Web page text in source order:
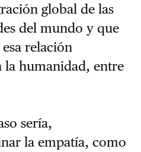
global de las
del mundo y que
relación
la humanidad, entre
sería,
la empatía, como